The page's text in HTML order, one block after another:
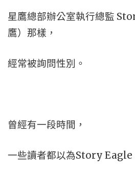
星鷹總部辦公室執行總監
鷹）那樣，
經常被詢問性別。
曾經有一段時間，
一些讀者都以為Story Eagle